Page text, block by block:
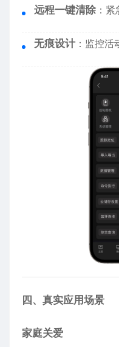
远程一键清除 ：
无痕设计 ：监控
四、真实应用场景
家庭关爱